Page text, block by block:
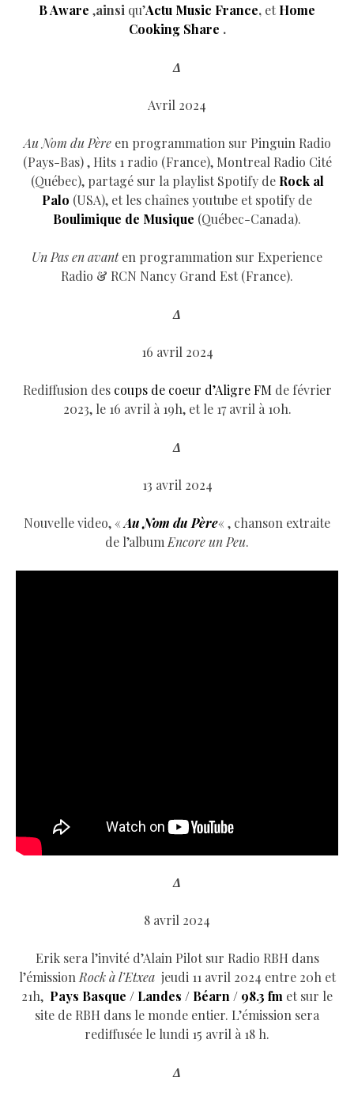
B Aware ,ainsi qu’Actu Music France, et Home
Cooking Share .
Δ
Avril 2024
Au Nom du Pèreen programmation sur Pinguin Radio
(Pays-Bas) , Hits 1 radio (France), Montreal Radio Cité
(Québec), partagé sur la playlist Spotify de Rock al
Palo (USA), et les chaînes youtube et spotify de
Boulimique de Musique (Québec-Canada).
Un Pas en avanten programmation sur Experience
Radio & RCN Nancy Grand Est (France).
Δ
16 avril 2024
Rediffusion des coups de coeur d’Aligre FMde février
2023, le 16 avril à 19h, et le 17 avril à 10h.
Δ
13 avril 2024
Nouvelle video, «Au Nom du Père« , chanson extraite
de l’album Encore un Peu.
Δ
8 avril 2024
Erik sera l’invité d’Alain Pilot sur Radio RBH dans
l’émission Rock à l’Etxeajeudi 11 avril 2024 entre 20h et
21h, Pays Basque / Landes / Béarn / 98.3 fm et sur le
site de RBH dans le monde entier. L’émission sera
rediffusée le lundi 15 avril à 18 h.
Δ